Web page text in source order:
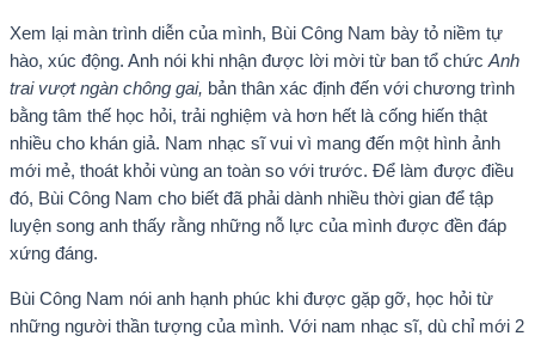
Xem lại màn trình diễn của mình, Bùi Công Nam bày tỏ niềm tự
hào, xúc động. Anh nói khi nhận được lời mời từ ban tổ chức Anh
trai vượt ngàn chông gai, bản thân xác định đến với chương trình
bằng tâm thế học hỏi, trải nghiệm và hơn hết là cống hiến thật
nhiều cho khán giả. Nam nhạc sĩ vui vì mang đến một hình ảnh
mới mẻ, thoát khỏi vùng an toàn so với trước. Để làm được điều
đó, Bùi Công Nam cho biết đã phải dành nhiều thời gian để tập
luyện song anh thấy rằng những nỗ lực của mình được đền đáp
xứng đáng.
Bùi Công Nam nói anh hạnh phúc khi được gặp gỡ, học hỏi từ
những người thần tượng của mình. Với nam nhạc sĩ, dù chỉ mới 2